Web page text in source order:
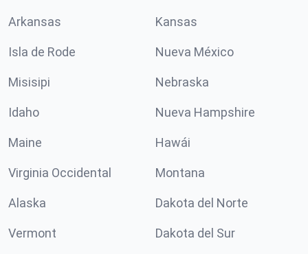
Arkansas Kansas
Isla de Rode Nueva México
Misisipi Nebraska
Idaho Nueva Hampshire
Maine Hawái
Virginia Occidental Montana
Alaska Dakota del Norte
Vermont Dakota del Sur